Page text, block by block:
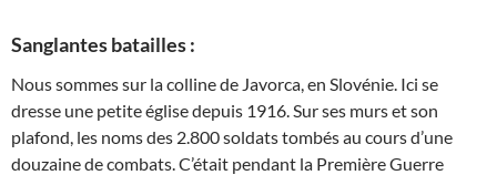
Sanglantes batailles :
Nous sommes sur la colline de Javorca, en Slovénie. Ici se
dresse une petite église depuis 1916. Sur ses murs et son
plafond, les noms des 2.800 soldats tombés au cours d’une
douzaine de combats. C’était pendant la Première Guerre